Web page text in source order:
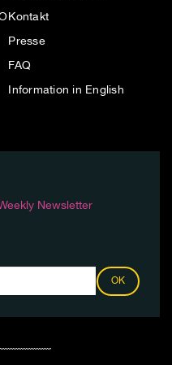
Kontakt
Presse
FAQ
Information in English
Newsletter
OK